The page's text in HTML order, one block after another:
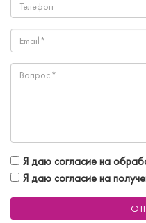
Я даю согласие на
Я даю согласие на